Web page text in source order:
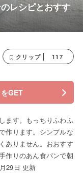
レシピとおすす
クリップ 117
GET
ます。もっちりふわふ
作ります。シンプルな
ありません。おおすす
作りのあん食パンで朝
29日 更新